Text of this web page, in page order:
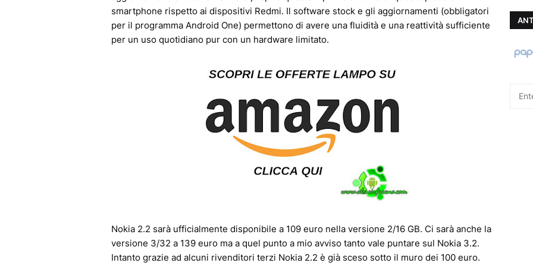
smartphone rispetto ai dispositivi Redmi. Il software stock e gli aggiornamenti (obbligatori
per il programma Android One) permettono di avere una fluidità e una reattività sufficiente
per un uso quotidiano pur con un hardware limitato.
Nokia 2.2 sarà ufficialmente disponibile a 109 euro nella versione 2/16 GB. Ci sarà anche la
versione 3/32 a 139 euro ma a quel punto a mio avviso tanto vale puntare sul Nokia 3.2.
Intanto grazie ad alcuni rivenditori terzi Nokia 2.2 è già sceso sotto il muro dei 100 euro.